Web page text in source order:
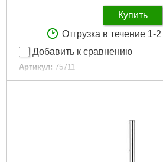
Купить
Отгрузка в течение 1-
Добавить к сравнению
Артикул: 75711
Код товара: 29.59.39